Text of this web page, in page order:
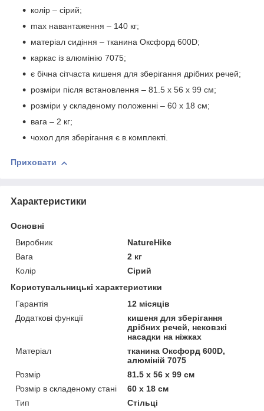
колір – сірий;
max навантаження – 140 кг;
матеріал сидіння – тканина Оксфорд 600D;
каркас із алюмінію 7075;
є бічна сітчаста кишеня для зберігання дрібних речей;
розміри після встановлення – 81.5 х 56 х 99 см;
розміри у складеному положенні – 60 х 18 см;
вага – 2 кг;
чохол для зберігання є в комплекті.
Приховати
Характеристики
Основні
Виробник
NatureHike
Вага
2 кг
Колір
Сірий
Користувальницькі характеристики
Гарантія
12 місяців
Додаткові функції
кишеня для зберігання
дрібних речей, нековзкі
насадки на ніжках
Матеріал
тканина Оксфорд 600D,
алюміній 7075
Розмір
81.5 х 56 х 99 см
Розмір в складеному стані
60 х 18 см
Тип
Стільці